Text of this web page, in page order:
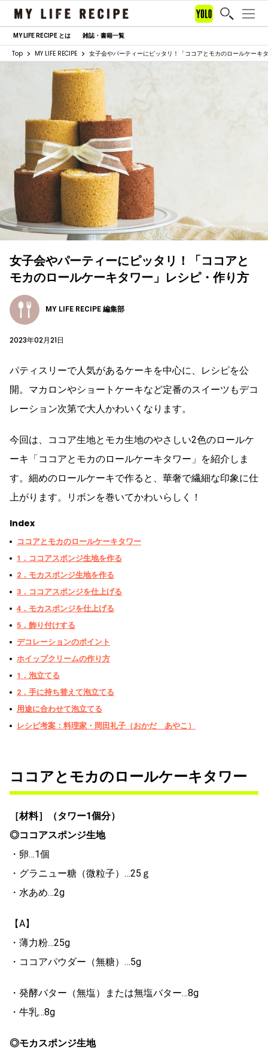
MY LIFE RECIPE とは 雑誌・書籍一覧
Top MY LIFE RECIPE 女子会やパーティーにピッタリ！「ココアとモカのロールケーキ
女子会やパーティーにピッタリ！「ココアと
モカのロールケーキタワー」レシピ・作り方
MY LIFE RECIPE 編集部
2023年02月21日
パティスリーで人気があるケーキを中心に、レシピを公
開。マカロンやショートケーキなど定番のスイーツもデコ
レーション次第で大人かわいくなります。
今回は、ココア生地とモカ生地のやさしい2色のロールケ
ーキ「ココアとモカのロールケーキタワー」を紹介しま
す。細めのロールケーキで作ると、華奢で繊細な印象に仕
上がります。リボンを巻いてかわいらしく！
Index
ココアとモカのロールケーキタワー
1．ココアスポンジ生地を作る
2．モカスポンジ生地を作る
3．ココアスポンジを仕上げる
4．モカスポンジを仕上げる
5．飾り付けする
デコレーションのポイント
ホイップクリームの作り方
1．泡立てる
2．手に持ち替えて泡立てる
用途に合わせて泡立てる
レシピ考案：料理家・岡田礼子（おかだ あやこ）
ココアとモカのロールケーキタワー
［材料］（タワー1個分）
◎ココアスポンジ生地
・卵…1個
・グラニュー糖（微粒子）…25ｇ
・水あめ…2g
【A】
・薄力粉…25g
・ココアパウダー（無糖）…5g
・発酵バター（無塩）または無塩バター…8g
・牛乳…8g
◎モカスポンジ生地